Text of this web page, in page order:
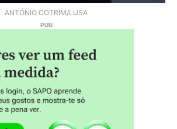
ANTÓNIO COTRIM/LUSA